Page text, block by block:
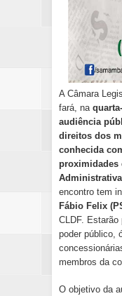
A Câmara
fará, na
audiência
direitos dos
conhecida
proximidades
Administrativa
encontro tem
Fábio Felix
CLDF. Estarão
poder público,
membros da
O objetivo da